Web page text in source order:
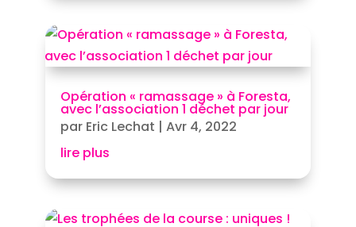
Opération « ramassage » à Foresta,
avec l’association 1 déchet par jour
par Eric Lechat |Avr 4, 2022
lire plus